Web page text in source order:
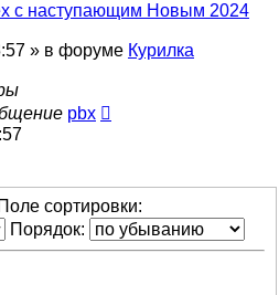
с наступающим Новым 2024
» в форуме Курилка
pbx
Поле сортировки:
Порядок: